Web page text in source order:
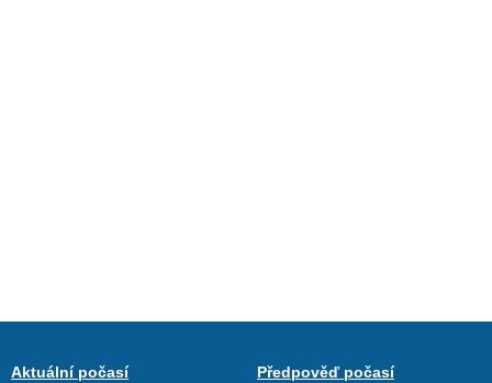
Aktuální počasí
Předpověď počasí